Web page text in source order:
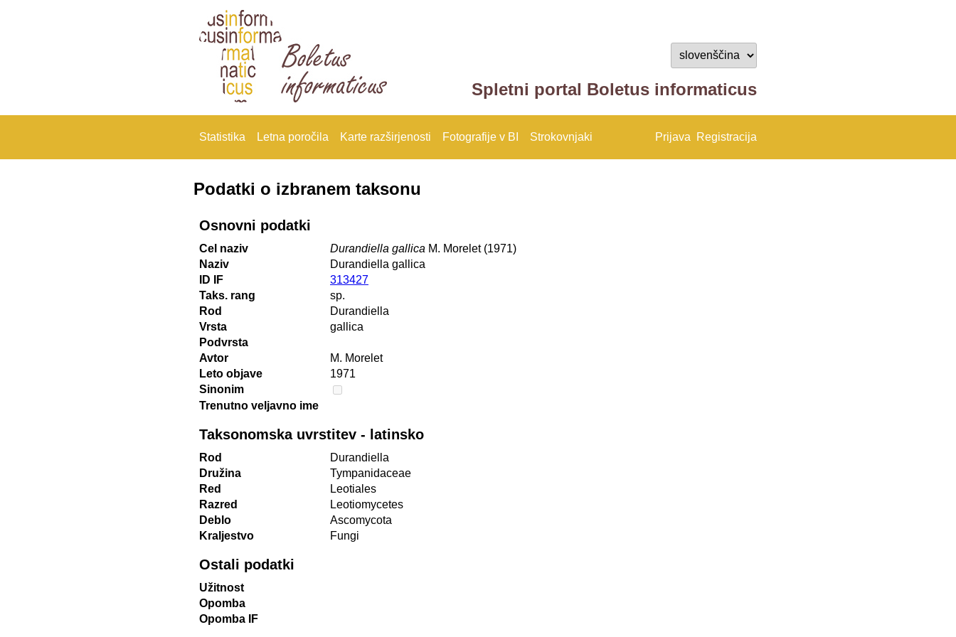
Spletni portal Boletus informaticus
Statistika Letna poročila Karte razširjenosti Fotografije v BI Strokovnjaki Prijava Registracija
Podatki o izbranem taksonu
Osnovni podatki
Cel naziv Durandiella gallica M. Morelet (1971)
Naziv
Durandiella gallica
ID IF
313427
Taks. rang
sp.
Rod
Durandiella
Vrsta
gallica
Podvrsta
Avtor
M. Morelet
Leto objave
1971
Sinonim
Trenutno veljavno ime
Taksonomska uvrstitev - latinsko
Rod
Durandiella
Družina
Tympanidaceae
Red
Leotiales
Razred
Leotiomycetes
Deblo
Ascomycota
Kraljestvo
Fungi
Ostali podatki
Užitnost
Opomba
Opomba IF